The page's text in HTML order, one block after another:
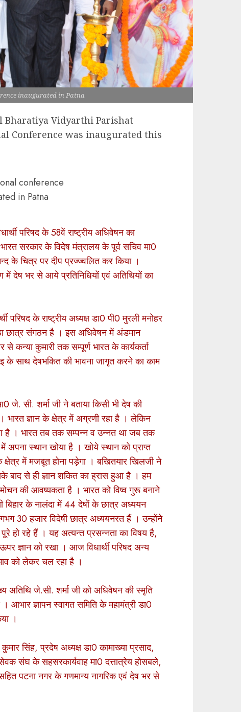
inaugurated in Patna
Bharatiya Vidyarthi Parishat
Conference was inaugurated this
conference
in Patna
परिषद के 58वें राष्ट्रीय अधिवेषन का
सरकार के विदेष मंत्रालय के पूर्व सचिव मा0
के चित्र पर दीप प्रज्ज्वलित कर किया ।
में देष भर से आये प्रतिनिधियों एवं अतिथियों का
परिषद के राष्ट्रीय अध्यक्ष डा0 पी0 मुरली मनोहर
छात्र संगठन है । इस अधिवेषन में अंडमान
कुमारी तक सम्पूर्ण भारत के कार्यकर्ता
के साथ देषभकित की भावना जागृत करने का काम
जे. सी. शर्मा जी ने बताया किसी भी देष की
भारत ज्ञान के क्षेत्र में अग्रणी रहा है । लेकिन
है । भारत तब तक सम्पन्न व उन्नत था जब तक
में अपना स्थान खोया है । खोये स्थान को प्राप्त
क्षेत्र में मजबूत होना पड़ेगा । बखितयार खिलजी ने
बाद से ही ज्ञान शकित का ह्रास हुआ है । हम
की आवष्यकता है । भारत को विष्व गुरू बनाने
बिहार के नालंदा में 44 देषों के छात्र अध्ययन
30 हजार विदेषी छात्र अध्ययनरत हैं । उन्होंने
हो रहे हैं । यह अत्यन्त प्रसन्नता का विषय है,
ज्ञान को रखा । आज विधार्थी परिषद अन्य
को लेकर चल रहा है ।
अतिथि जे.सी. शर्मा जी को अधिवेषन की स्मृति
ज्ञापन स्वागत समिति के महामंत्री डा0
।
सिंह, प्रदेष अध्यक्ष डा0 कामाख्या प्रसाद,
संघ के सहसरकार्यवाह मा0 दत्तात्रेय होसबले,
पटना नगर के गणमान्य नागरिक एवं देष भर से